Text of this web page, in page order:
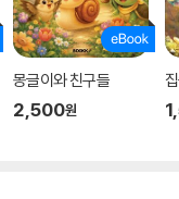
몽글이와 친구들
2,500원